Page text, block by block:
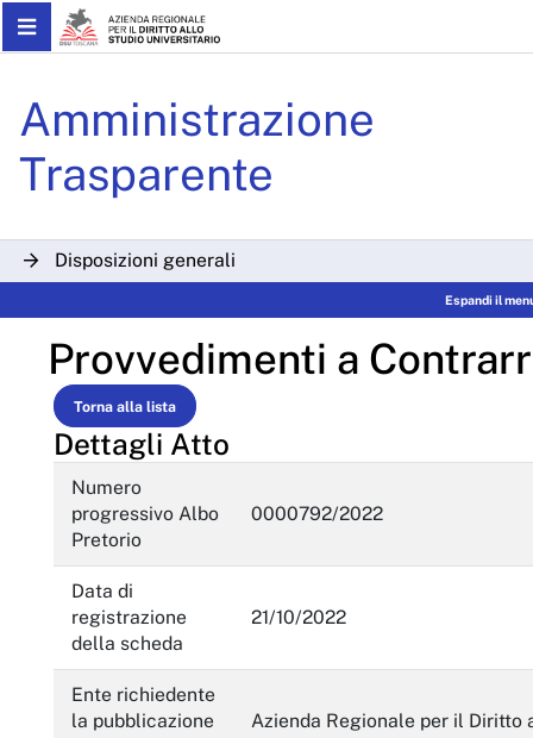
Skip to Main Content
Amministrazione
Trasparente
Disposizioni generali
Consulenti e collaboratori
Personale
Bandi di concorso
Performance
Enti controllati
Attività e procedimenti
Provvedimenti
Provvedimenti organi indirizzo politico
Espandi il
Provvedimenti a
Torna alla lista
Dettagli Atto
Numero
progressivo Albo
Pretorio
0000792/2022
Data di
registrazione
della scheda
21/10/2022
Ente richiedente
la pubblicazione
Azienda Regionale per il Diritto